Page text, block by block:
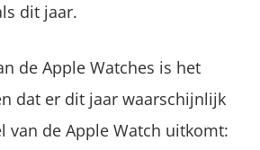
dit jaar.
de Apple Watches is het
dat er dit jaar waarschijnlijk
van de Apple Watch uitkomt: